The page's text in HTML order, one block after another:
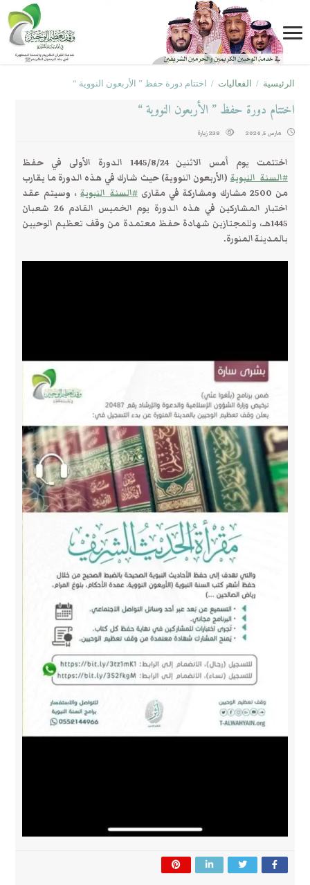
الرئيسية / الفعاليات / اختتام دورة حفظ ” الأربعون النووية “
اختتام دورة حفظ ” الأربعون النووية “
مارس 5, 2024 238 زيارة
اختتمت يوم أمس الاثنين 1445/8/24 الدورة الأولى في حفظ
#السنة_النبوية (الأربعون النووية) حيث شارك في هذه الدورة ما يقارب
من 2500 مشارك ومشاركة في مقارى
#السنة_النبوية، وسيتم عقد
اختبار المشاركين في هذه الدورة يوم الخميس القادم 26 شعبان
1445هـ، وللمجتازين شهادة حفظ معتمدة من وقف تعظيم الوحيين
بالمدينة المنورة.